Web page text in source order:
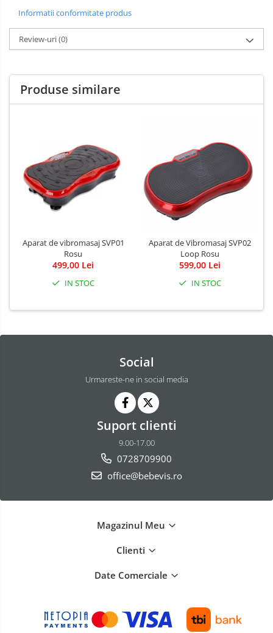
Informatii conformitate produs
Review-uri(0)
Produse similare
Aparat de vibromasaj SVP01
Rosu
499,00 Lei
IN STOC
Aparat de Vibromasaj SVP02
Loop Rosu
599,00 Lei
IN STOC
Social
Urmareste-ne in social media
Suport clienti
9.00-17.00
0728709900
office@bebevis.ro
Magazinul Meu
Clienti
Date Comerciale